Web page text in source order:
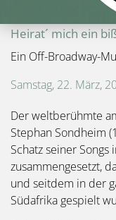
Heirat´ mich ein
Ein Off-Broadway-
Samstag, 22. März,
Der weltberühmte
Stephan Sondheim
Schatz seiner Songs
zusammengesetzt,
und seitdem in der
Südafrika gespielt